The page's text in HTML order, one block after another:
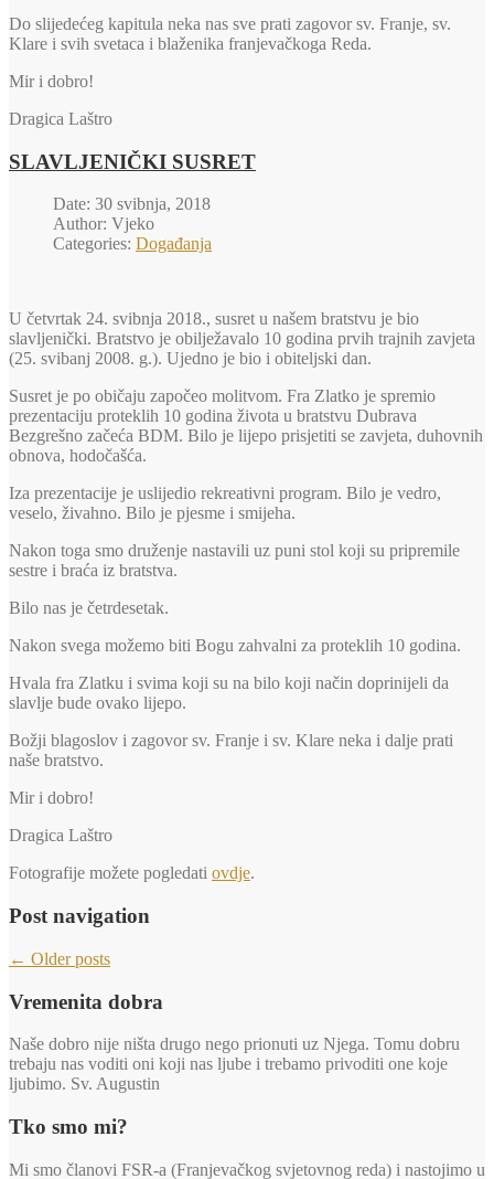
Do slijedećeg kapitula neka nas sve prati zagovor sv. Franje, sv.
Klare i svih svetaca i blaženika franjevačkoga Reda.
Mir i dobro!
Dragica Laštro
SLAVLJENIČKI SUSRET
Date: 30 svibnja, 2018
Author: Vjeko
Categories: Događanja
U četvrtak 24. svibnja 2018., susret u našem bratstvu je bio
slavljenički. Bratstvo je obilježavalo 10 godina prvih trajnih zavjeta
(25. svibanj 2008. g.). Ujedno je bio i obiteljski dan.
Susret je po običaju započeo molitvom. Fra Zlatko je spremio
prezentaciju proteklih 10 godina života u bratstvu Dubrava
Bezgrešno začeća BDM. Bilo je lijepo prisjetiti se zavjeta, duhovnih
obnova, hodočašća.
Iza prezentacije je uslijedio rekreativni program. Bilo je vedro,
veselo, živahno. Bilo je pjesme i smijeha.
Nakon toga smo druženje nastavili uz puni stol koji su pripremile
sestre i braća iz bratstva.
Bilo nas je četrdesetak.
Nakon svega možemo biti Bogu zahvalni za proteklih 10 godina.
Hvala fra Zlatku i svima koji su na bilo koji način doprinijeli da
slavlje bude ovako lijepo.
Božji blagoslov i zagovor sv. Franje i sv. Klare neka i dalje prati
naše bratstvo.
Mir i dobro!
Dragica Laštro
Fotografije možete pogledati ovdje.
Post navigation
← Older posts
Vremenita dobra
Naše dobro nije ništa drugo nego prionuti uz Njega. Tomu dobru
trebaju nas voditi oni koji nas ljube i trebamo privoditi one koje
ljubimo. Sv. Augustin
Tko smo mi?
Mi smo članovi FSR-a (Franjevačkog svjetovnog reda) i nastojimo u